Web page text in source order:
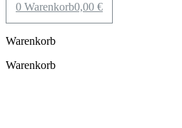
0,00 €
0 Warenkorb
Warenkorb
Warenkorb